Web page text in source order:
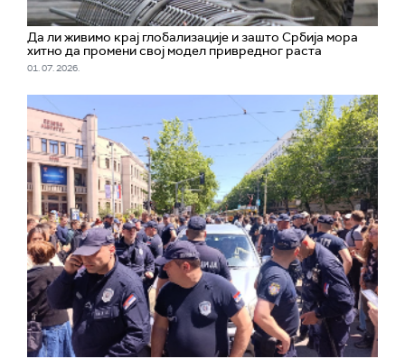
Да ли живимо крај глобализације и зашто Србија мора
хитно да промени свој модел привредног раста
01. 07. 2026.